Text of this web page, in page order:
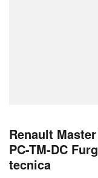
Renault
PC-TM-DC
tecnica